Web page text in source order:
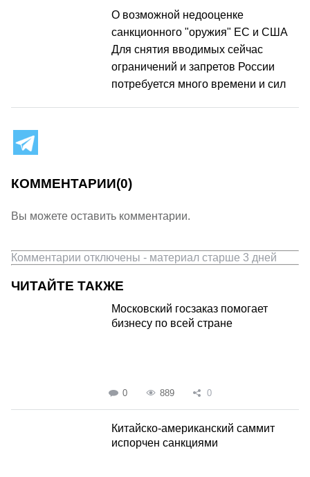
О возможной недооценке
санкционного "оружия" ЕС и США
Для снятия вводимых сейчас
ограничений и запретов России
потребуется много времени и сил
КОММЕНТАРИИ(0)
Вы можете оставить комментарии.
Комментарии отключены - материал старше 3 дней
ЧИТАЙТЕ ТАКЖЕ
Московский госзаказ помогает
бизнесу по всей стране
0 889 0
Китайско-американский саммит
испорчен санкциями